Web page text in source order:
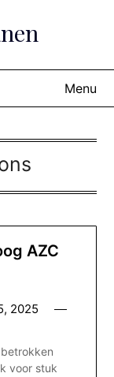
Menu
AZC
2025
voor stuk